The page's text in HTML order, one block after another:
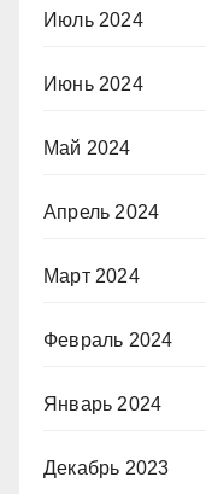
Июль 2024
Июнь 2024
Май 2024
Апрель 2024
Март 2024
Февраль 2024
Январь 2024
Декабрь 2023